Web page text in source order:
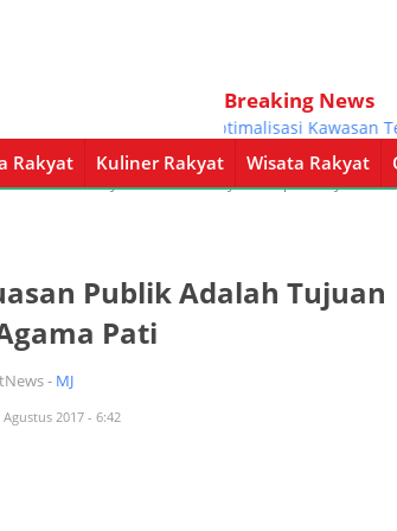
Breaking News
Optimalisasi Kawasan Tertib
Rakyat Kuliner Rakyat Wisata Rakyat
Kuliner Rakyat Wisata Rakyat Opini Rakyat
Publik Adalah Tujuan
Pati
- MJ
2017 - 6:42